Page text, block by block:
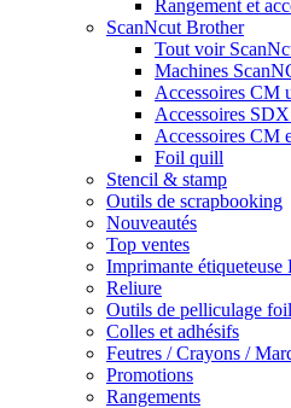
Rangement et
ScanNcut Brother
Tout voir
Machines
Accessoires CM
Accessoires
Accessoires CM
Foil quill
Stencil & stamp
Outils de scrapbooking
Nouveautés
Top ventes
Imprimante étiqueteuse
Reliure
Outils de pelliculage foil
Colles et adhésifs
Feutres / Crayons /
Promotions
Rangements